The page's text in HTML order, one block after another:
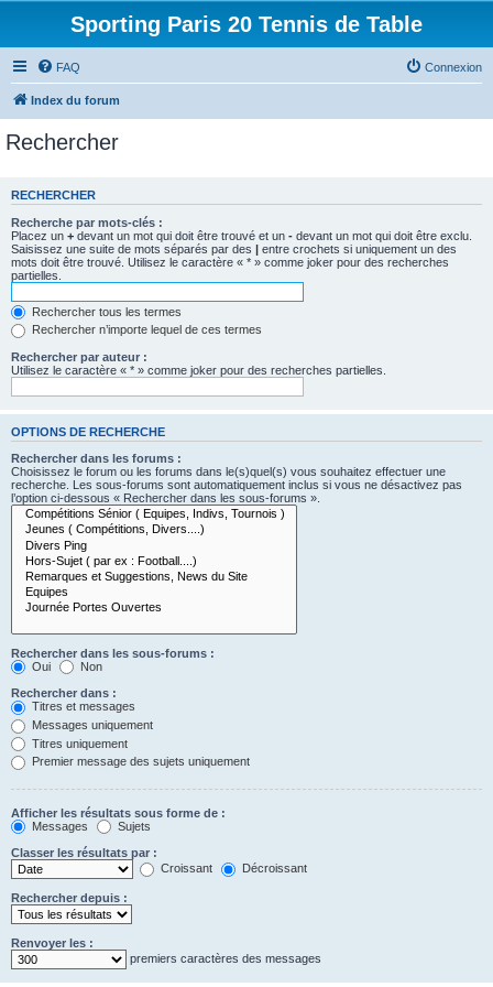
Sporting Paris 20 Tennis de Table
FAQ Connexion
Index du forum
Rechercher
RECHERCHER
Recherche par mots-clés :
Placez un + devant un mot qui doit être trouvé et un - devant un mot qui doit être exclu.
Saisissez une suite de mots séparés par des | entre crochets si uniquement un des
mots doit être trouvé. Utilisez le caractère « * » comme joker pour des recherches
partielles.
Rechercher tous les termes
Rechercher n’importe lequel de ces termes
Rechercher par auteur :
Utilisez le caractère « * » comme joker pour des recherches partielles.
OPTIONS DE RECHERCHE
Rechercher dans les forums :
Choisissez le forum ou les forums dans le(s)quel(s) vous souhaitez effectuer une
recherche. Les sous-forums sont automatiquement inclus si vous ne désactivez pas
l’option ci-dessous « Rechercher dans les sous-forums ».
Rechercher dans les sous-forums :
Oui
Non
Rechercher dans :
Titres et messages
Messages uniquement
Titres uniquement
Premier message des sujets uniquement
Afficher les résultats sous forme de :
Messages
Sujets
Classer les résultats par :
Croissant
Décroissant
Rechercher depuis :
Renvoyer les :
premiers caractères des messages